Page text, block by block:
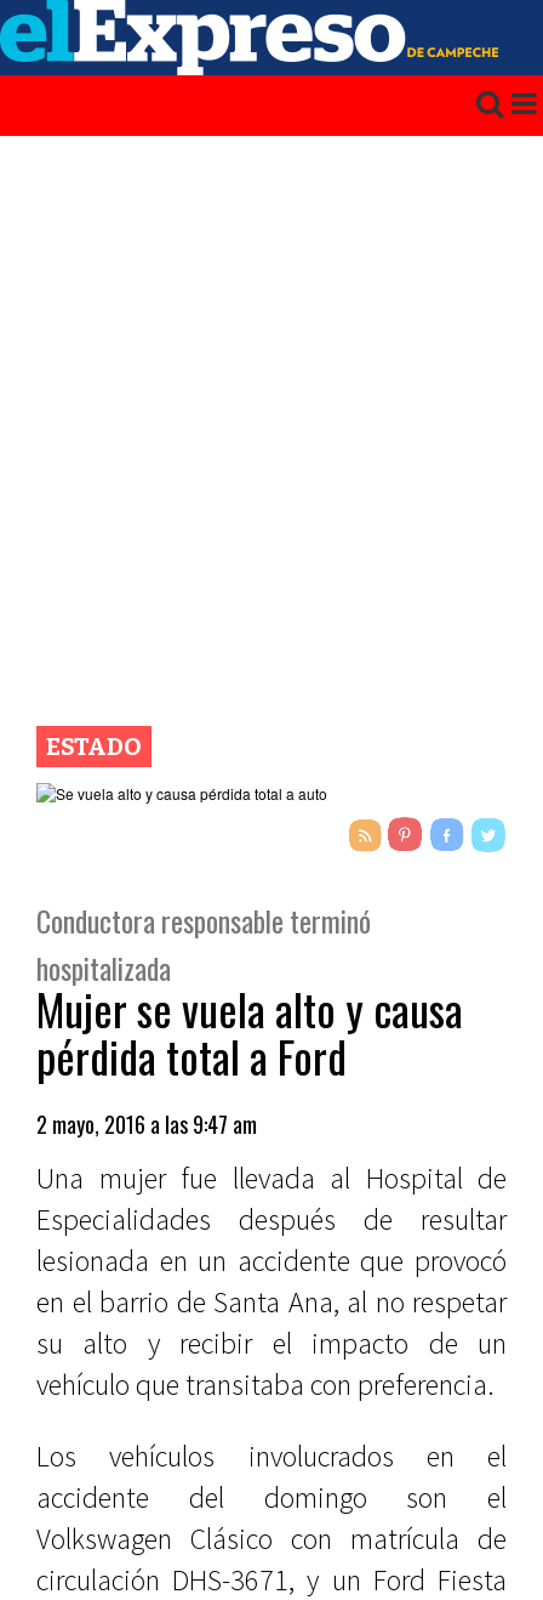
ESTADO
Conductora responsable terminó
hospitalizada
Mujer se vuela alto y causa
pérdida total a Ford
2 mayo, 2016 a las 9:47 am
Una mujer fue llevada al Hospital de
Especialidades después de resultar
lesionada en un accidente que provocó
en el barrio de Santa Ana, al no respetar
su alto y recibir el impacto de un
vehículo que transitaba con preferencia.
Los vehículos involucrados en el
accidente del domingo son el
Volkswagen Clásico con matrícula de
circulación DHS-3671, y un Ford Fiesta